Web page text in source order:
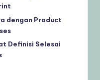
dengan Product
Definisi Selesai